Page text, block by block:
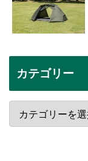
カテゴリー